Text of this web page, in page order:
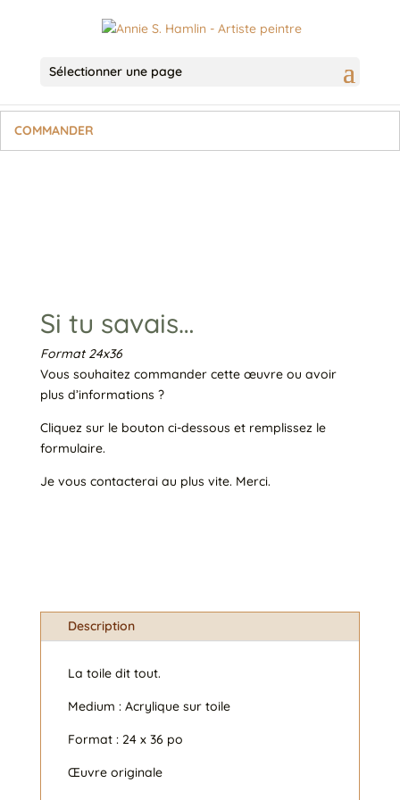
Sélectionner une page
COMMANDER
Si tu savais…
Format 24x36
Vous souhaitez commander cette œuvre ou avoir
plus d’informations ?
Cliquez sur le bouton ci-dessous et remplissez le
formulaire.
Je vous contacterai au plus vite. Merci.
Description
La toile dit tout.
Medium : Acrylique sur toile
Format : 24 x 36 po
Œuvre originale